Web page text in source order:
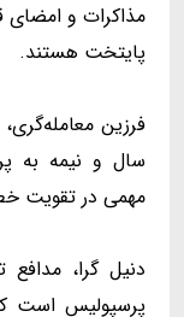
مذاکرات و امضای
پایتخت هستند.
فرزین
سال و نیمه به
مهمی در تقویت
دنیل گرا،
پرسپولیس است